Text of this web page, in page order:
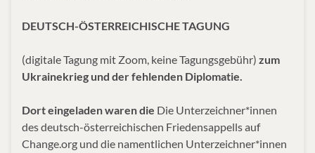
DEUTSCH-ÖSTERREICHISCHE TAGUNG
(digitale Tagung mit Zoom, keine Tagungsgebühr) zum
Ukrainekrieg und der fehlenden Diplomatie.
Dort eingeladen waren die Die Unterzeichner*innen
des deutsch-österreichischen Friedensappells auf
Change.org und die namentlichen Unterzeichner*innen